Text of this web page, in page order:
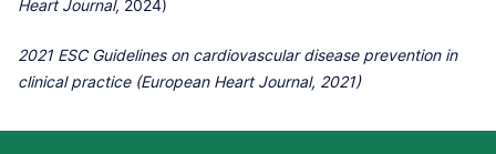
Heart Journal, 2024)
2021 ESC Guidelines on cardiovascular disease prevention in
clinical practice (European Heart Journal, 2021)